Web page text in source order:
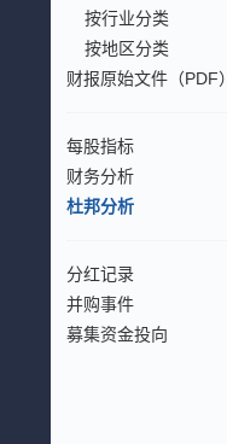
按行业分类
按地区分类
财报原始文件（PDF）
每股指标
财务分析
杜邦分析
分红记录
并购事件
募集资金投向